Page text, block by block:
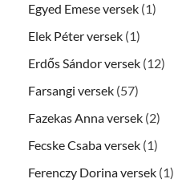
Egyed Emese versek (1)
Elek Péter versek (1)
Erdős Sándor versek (12)
Farsangi versek (57)
Fazekas Anna versek (2)
Fecske Csaba versek (1)
Ferenczy Dorina versek (1)